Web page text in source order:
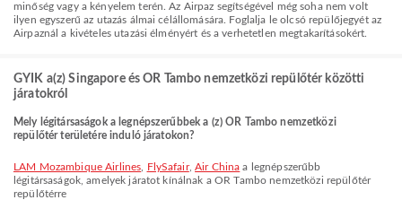
minőség vagy a kényelem terén. Az Airpaz segítségével még soha nem volt
ilyen egyszerű az utazás álmai célállomására. Foglalja le olcsó repülőjegyét az
Airpaznál a kivételes utazási élményért és a verhetetlen megtakarításokért.
GYIK a(z) Singapore és OR Tambo nemzetközi repülőtér közötti
járatokról
Mely légitársaságok a legnépszerűbbek a (z) OR Tambo nemzetközi
repülőtér területére induló járatokon?
LAM Mozambique Airlines FlySafair,Air China a legnépszerűbb
légitársaságok, amelyek járatot kínálnak a OR Tambo nemzetközi repülőtér
repülőtérre